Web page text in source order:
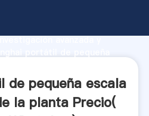
avanzada y
todos los clientes.
de pequeña escala
la planta Precio(